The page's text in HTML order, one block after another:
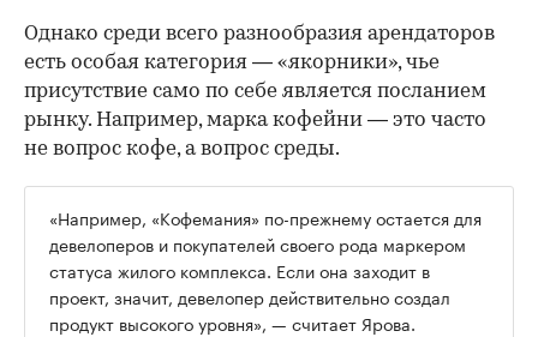
Однако среди всего разнообразия арендаторов
есть особая категория — «якорники», чье
присутствие само по себе является посланием
рынку. Например, марка кофейни — это часто
не вопрос кофе, а вопрос среды.
«Например, «Кофемания» по-прежнему остается для
девелоперов и покупателей своего рода маркером
статуса жилого комплекса. Если она заходит в
проект, значит, девелопер действительно создал
продукт высокого уровня», — считает Ярова.